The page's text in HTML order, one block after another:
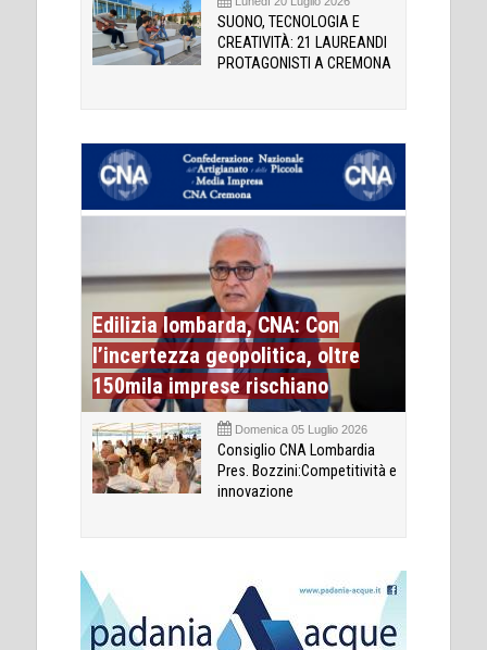
SUONO, TECNOLOGIA E
CREATIVITÀ: 21 LAUREANDI
PROTAGONISTI A CREMONA
Edilizia lombarda, CNA: Con
l’incertezza geopolitica, oltre
150mila imprese rischiano
Domenica 05 Luglio 2026
Consiglio CNA Lombardia
Pres. Bozzini:Competitività e
innovazione